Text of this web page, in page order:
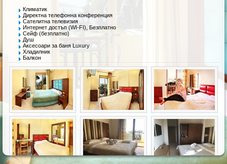
Климатик
Директна телефонна конференция
Сателитна телевизия
Интернет достъп (WI-FI), Безплатно
Сейф (безплатно)
Душ
Аксесоари за баня Luxury
Хладилник
Балкон